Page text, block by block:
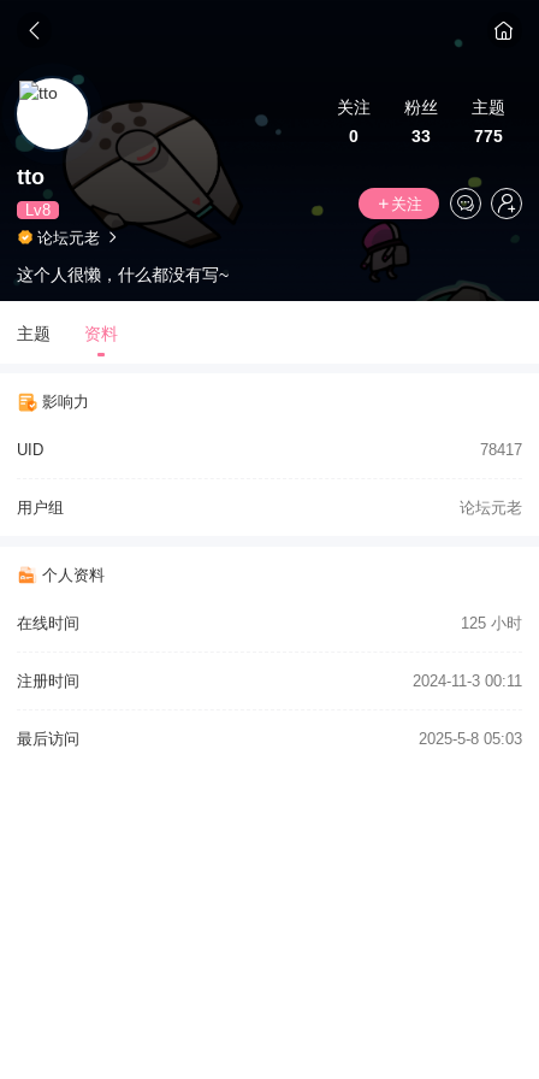
关注
0
粉丝
33
主题
775
tto
Lv8
关注
论坛元老
这个人很懒，什么都没有写~
主题 资料
影响力
UID 78417
用户组 论坛元老
个人资料
在线时间 125 小时
注册时间 2024-11-3 00:11
最后访问 2025-5-8 05:03